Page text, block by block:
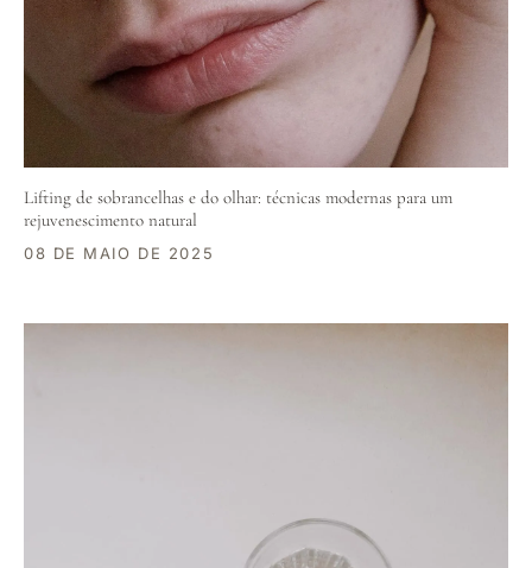
Lifting de sobrancelhas e do olhar: técnicas modernas para um
rejuvenescimento natural
08 DE MAIO DE 2025